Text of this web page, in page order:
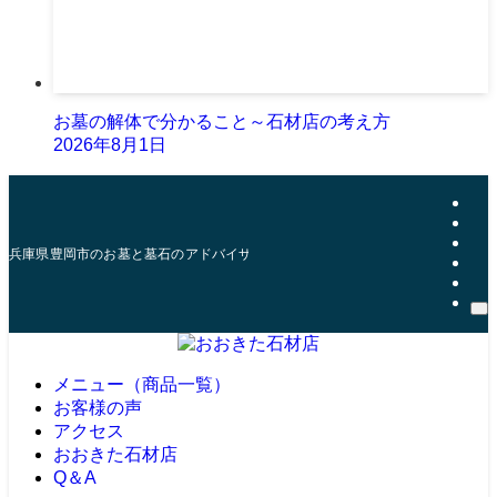
お墓の解体で分かること～石材店の考え方
2026年8月1日
兵庫県豊岡市のお墓と墓石のアドバイザー | おおきた石材店
メニュー（商品一覧）
お客様の声
アクセス
おおきた石材店
Q＆A